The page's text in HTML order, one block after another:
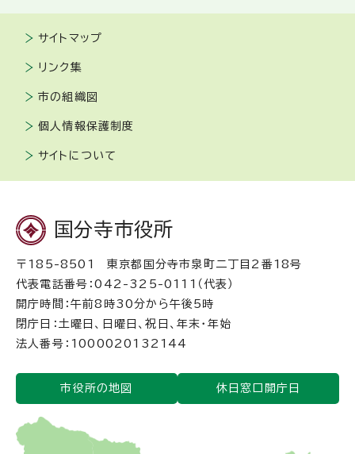
サイトマップ
リンク集
市の組織図
個人情報保護制度
サイトについて
国分寺市役所
〒185-8501 東京都国分寺市泉町二丁目2番18号
代表電話番号：042-325-0111（代表）
開庁時間：午前8時30分から午後5時
閉庁日：土曜日、日曜日、祝日、年末・年始
法人番号：1000020132144
市役所の地図 休日窓口開庁日